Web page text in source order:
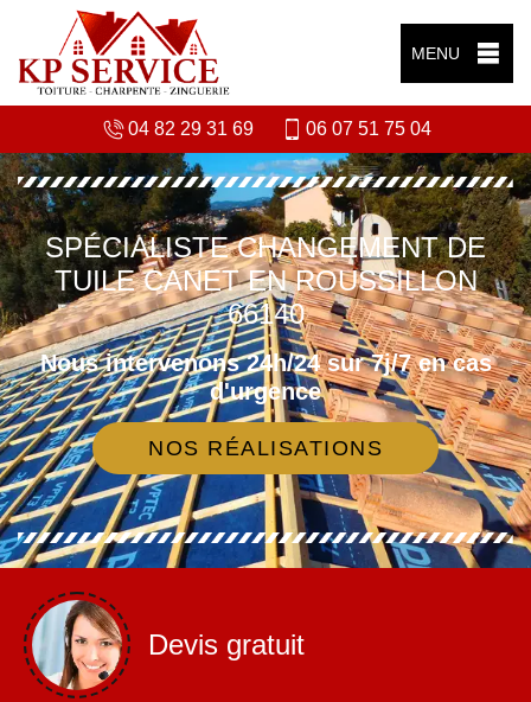
MENU
04 82 29 31 69 06 07 51 75 04
SPÉCIALISTE CHANGEMENT DE
TUILE CANET EN ROUSSILLON
66140
Nous intervenons 24h/24 sur 7j/7 en cas
d'urgence
NOS RÉALISATIONS
Devis gratuit